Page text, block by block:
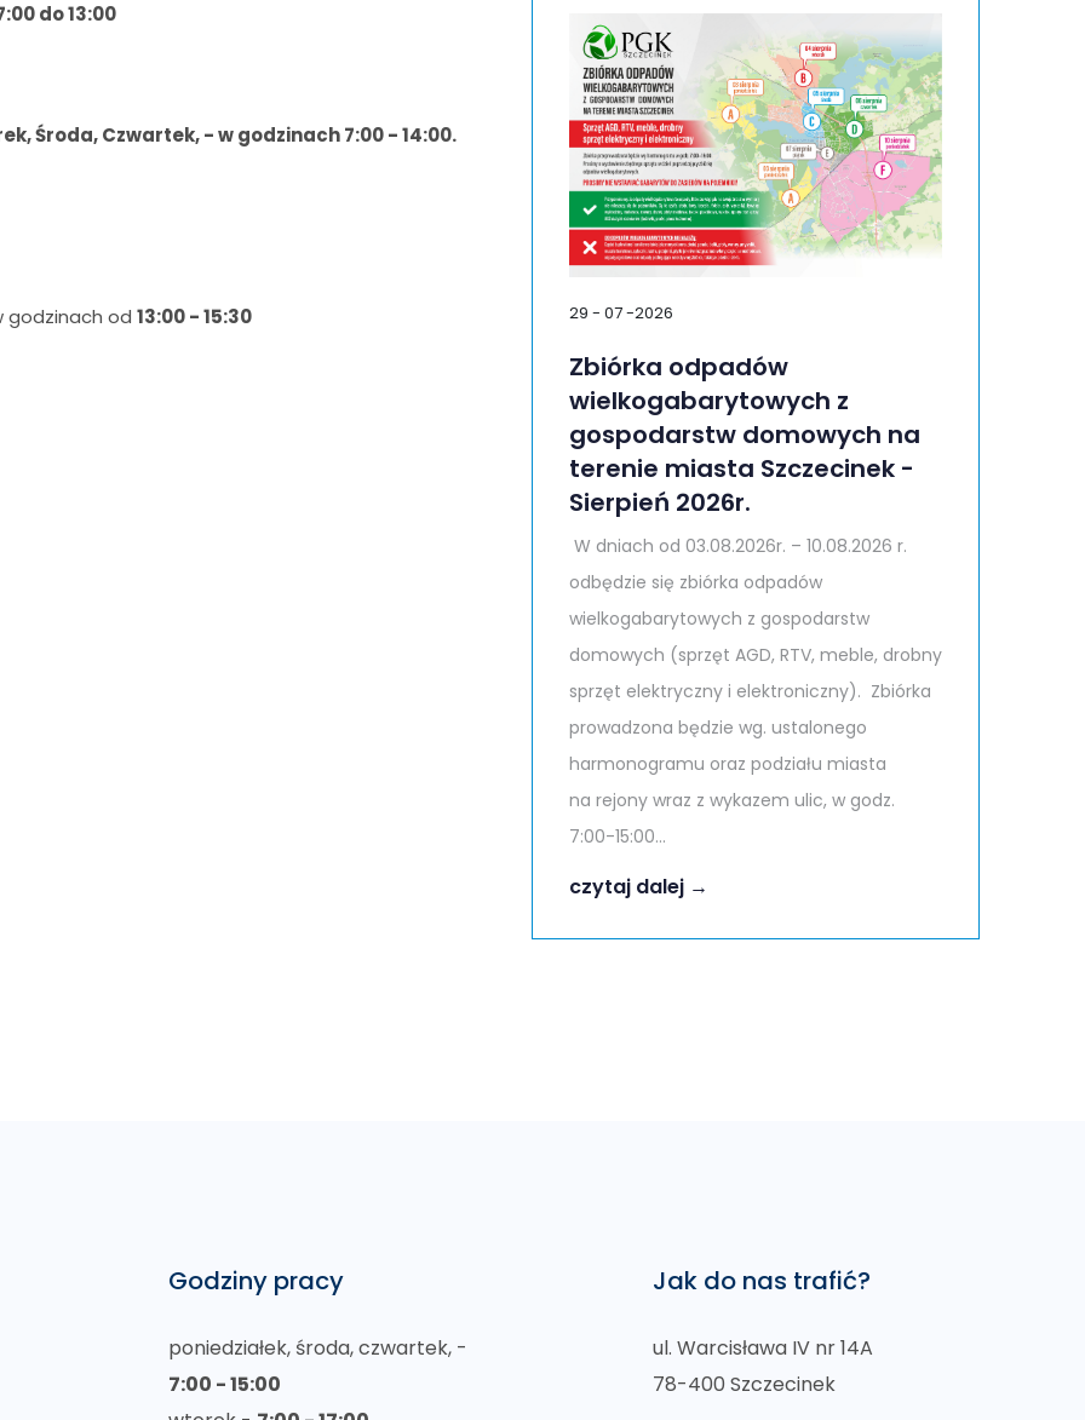
do 13:00
Środa, Czwartek, - w godzinach 7:00 - 14:00.
godzinach od 13:00 - 15:30 29 - 07 -2026
Zbiórka odpadów
wielkogabarytowych z
gospodarstw domowych na
terenie miasta Szczecinek -
Sierpień 2026r.
W dniach od 03.08.2026r. – 10.08.2026 r.
odbędzie się zbiórka odpadów
wielkogabarytowych z gospodarstw
domowych (sprzęt AGD, RTV, meble, drobny
sprzęt elektryczny i elektroniczny). Zbiórka
prowadzona będzie wg. ustalonego
harmonogramu oraz podziału miasta
na rejony wraz z wykazem ulic, w godz.
7:00-15:00...
czytaj dalej →
Godziny pracy
poniedziałek, środa, czwartek, -
7:00 - 15:00
Jak do nas trafić?
ul. Warcisława IV nr 14A
78-400 Szczecinek